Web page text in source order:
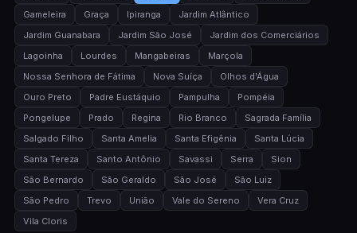
Gameleira
Graça Ipiranga
Jardim Atlântico
Jardim Guanabara
Jardim São José
Jardim dos Comerciários
Lagoinha
Lourdes Mangabeiras
Marçola
Nossa Senhora de Fátima
Nova Suíça
Olhos d'Água
Ouro Preto
Padre Eustáquio Pampulha
Pompéia
Pongelupe
Prado Regina Rio Branco
Sagrada Família
Salgado Filho
Santa Amelia Santa Efigênia
Santa Lúcia
Santa Tereza
Santo Antônio Savassi Serra
Sion
São Bernardo
São Geraldo São José
São Luiz
São Pedro
Trevo União Vale do Sereno
Vera Cruz
Vila Cloris